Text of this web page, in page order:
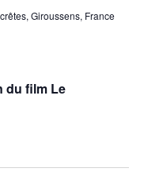
Giroussens, France
du film Le